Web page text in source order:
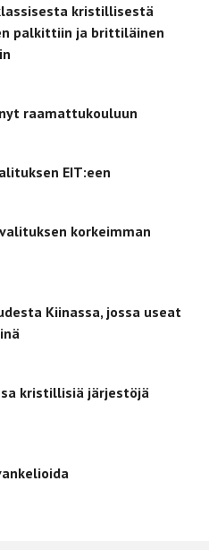
kristillisestä
palkittiin ja brittiläinen
raamattukouluun
EIT:een
korkeimman
Kiinassa, jossa useat
kristillisiä järjestöjä